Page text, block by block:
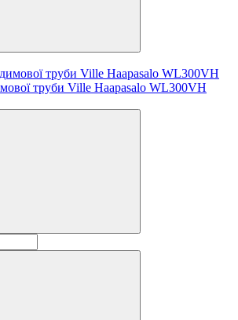
труби Ville Haapasalo WL300VH